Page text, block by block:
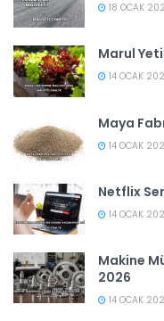
18 OCAK
Marul
14 OCAK
Maya
14 OCAK
Netflix
14 OCAK
Makine
2026
14 OCAK